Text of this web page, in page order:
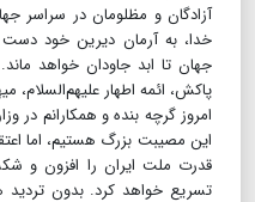
آزادگان و مظلومان در سراسر
خدا، به آرمان دیرین خود دست
جهان تا ابد جاودان خواهد
پاکش، ائمه اطهار
امروز گرچه بنده و همکارانم در
این مصیبت بزرگ هستیم، اما
قدرت ملت ایران را افزون و
تسریع خواهد کرد. بدون تردید